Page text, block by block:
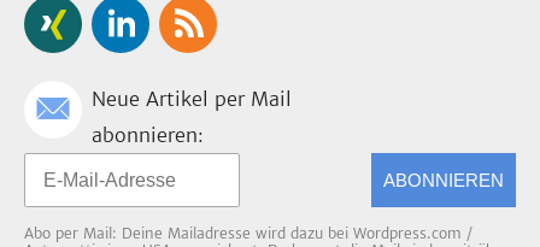
Neue Artikel per Mail
abonnieren:
ABONNIEREN
Abo per Mail: Deine Mailadresse wird dazu bei Wordpress.com /